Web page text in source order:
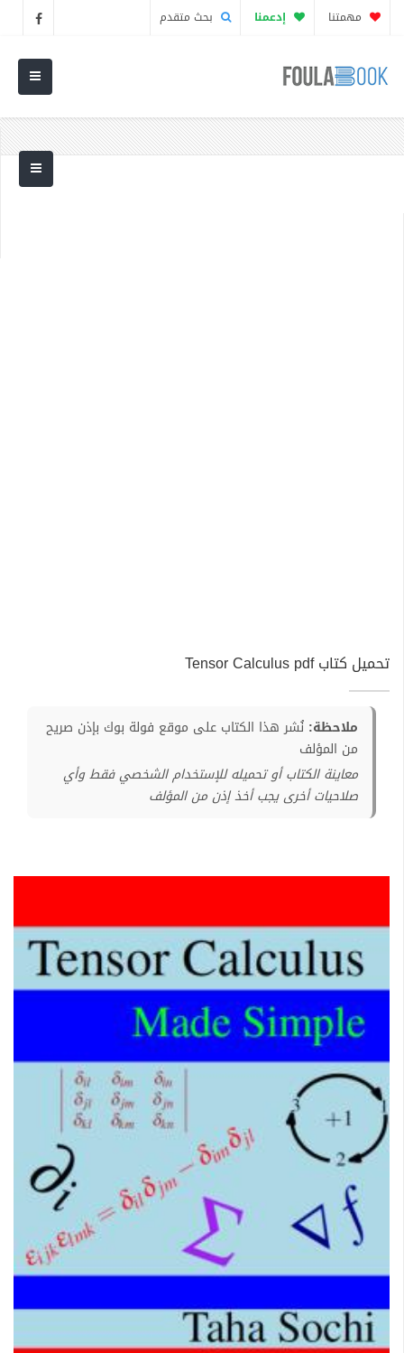
مهمتنا إدعمنا بحث متقدم
تحميل كتاب Tensor Calculus pdf
ملاحظة: نُشر هذا الكتاب على موقع فولة بوك بإذن صريح
من المؤلف
معاينة الكتاب أو تحميله للإستخدام الشخصي فقط وأي
صلاحيات أخرى يجب أخذ إذن من المؤلف